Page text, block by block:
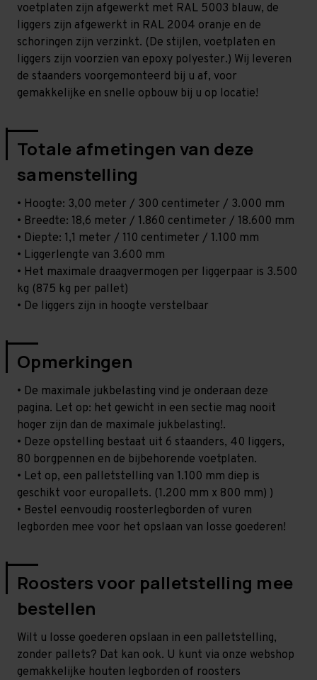
voetplaten zijn afgewerkt met RAL 5003 blauw, de
liggers zijn afgewerkt in RAL 2004 oranje en de
schoringen zijn verzinkt. (De stijlen, voetplaten en
liggers zijn voorzien van epoxy polyester.) Wij leveren
de staanders voorgemonteerd bij u af, voor
gemakkelijke en snelle opbouw bij u op locatie!
Totale afmetingen van deze
samenstelling
• Hoogte: 3,00 meter / 300 centimeter / 3.000 mm
• Breedte: 18,6 meter / 1.860 centimeter / 18.600 mm
• Diepte: 1,1 meter / 110 centimeter / 1.100 mm
• Liggerlengte van 3.600 mm
• Het maximale draagvermogen per liggerpaar is 3.500
kg (875 kg per pallet)
• De liggers zijn in hoogte verstelbaar
Opmerkingen
• De maximale jukbelasting vind je onderaan deze
pagina. Let op: het gewicht in een sectie mag nooit
hoger zijn dan de maximale jukbelasting!.
• Deze opstelling bestaat uit 6 staanders, 40 liggers,
80 borgpennen en de bijbehorende voetplaten.
• Let op, een palletstelling van 1.100 mm diep is
geschikt voor europallets. (1.200 mm x 800 mm) )
• Bestel eenvoudig roosterlegborden of vuren
legborden mee voor het opslaan van losse goederen!
Roosters voor palletstelling mee
bestellen
Wilt u losse goederen opslaan in een palletstelling,
zonder pallets? Dat kan ook. U kunt via onze webshop
gemakkelijke houten legborden of roosters